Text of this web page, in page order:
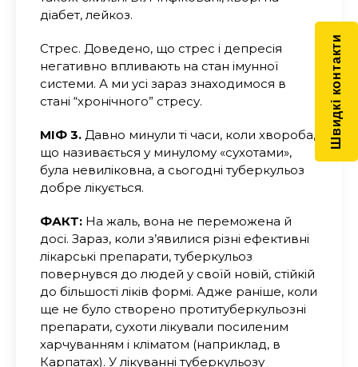
діабет, лейкоз.
Стрес. Доведено, що стрес і депресія
негативно впливають на стан імунної
системи. А ми усі зараз знаходимося в
стані “хронічного” стресу.
МІФ 3. Давно минули ті часи, коли хвороба,
що називається у минулому «сухотами»,
була невиліковна, а сьогодні туберкульоз
добре лікується.
ФАКТ: На жаль, вона не переможена й
досі. Зараз, коли з’явилися різні ефективні
лікарські препарати, туберкульоз
повернувся до людей у своїй новій, стійкій
до більшості ліків формі. Адже раніше, коли
ще не було створено протитуберкульозні
препарати, сухоти лікували посиленим
харчуванням і кліматом (наприклад, в
Карпатах). У лікуванні туберкульозу
Швидкі контакти